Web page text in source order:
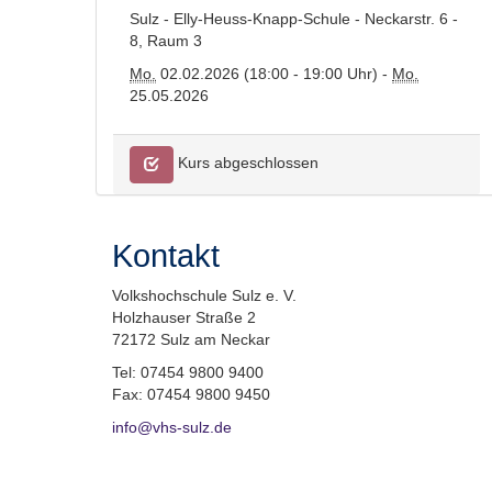
Sulz - Elly-Heuss-Knapp-Schule - Neckarstr. 6 -
8, Raum 3
Mo. 02.02.2026 (18:00 - 19:00 Uhr) - Mo.
25.05.2026
Kurs abgeschlossen
Kontakt
Volkshochschule Sulz e. V.
Holzhauser Straße 2
72172 Sulz am Neckar
Tel: 07454 9800 9400
Fax: 07454 9800 9450
info@vhs-sulz.de